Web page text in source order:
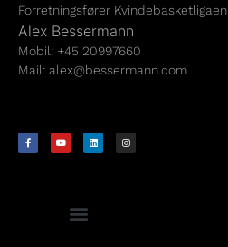
Forretningsfører Kvindebasketligaen
Alex Bessermann
Mobil: +45 20997660
Mail: alex@bessermann.com